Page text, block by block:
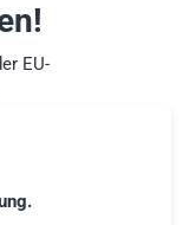
EU-